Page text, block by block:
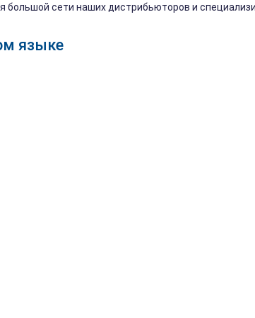
большой сети наших дистрибьюторов и
языке